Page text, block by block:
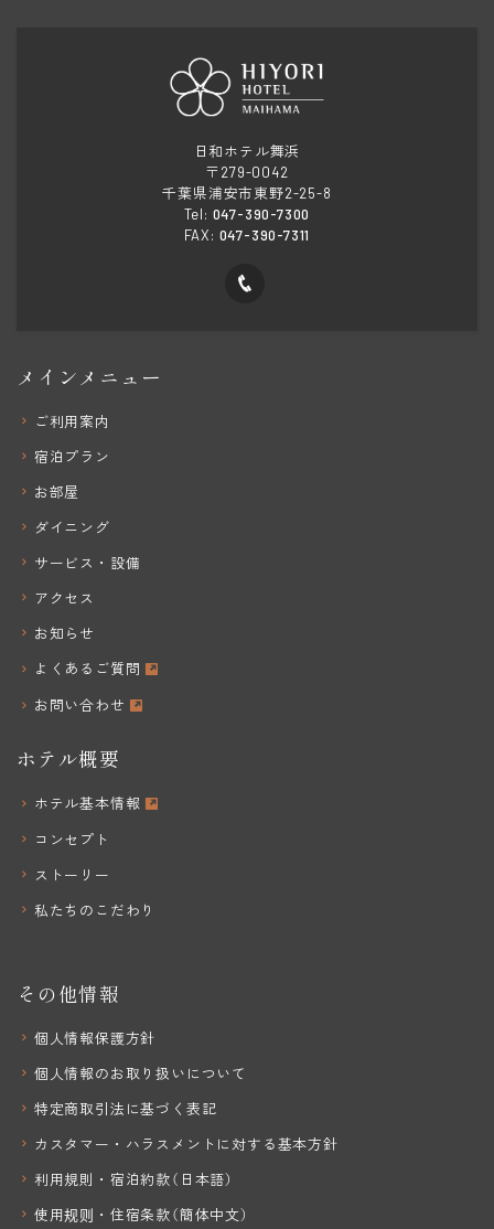
日和ホテル舞浜
〒279-0042
千葉県浦安市東野2-25-8
Tel: 047-390-7300
FAX: 047-390-7311
メインメニュー
ご利用案内
宿泊プラン
お部屋
ダイニング
サービス・設備
アクセス
お知らせ
よくあるご質問
お問い合わせ
ホテル概要
ホテル基本情報
コンセプト
ストーリー
私たちのこだわり
その他情報
個人情報保護方針
個人情報のお取り扱いについて
特定商取引法に基づく表記
カスタマー・ハラスメントに対する基本方針
利用規則・宿泊約款（日本語）
使用规则・住宿条款（簡体中文）